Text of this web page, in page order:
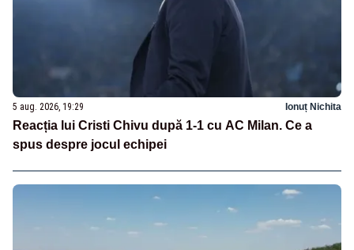
5 aug. 2026, 19:29 Ionuț Nichita
Reacția lui Cristi Chivu după 1-1 cu AC Milan. Ce a
spus despre jocul echipei